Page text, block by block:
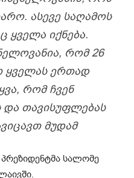
ᲐᲡᲔᲕᲔ ᲡᲐᲦᲐᲛᲝᲡ
ᲧᲕᲔᲚᲐ ᲘᲥᲜᲔᲑᲐ.
ᲠᲝᲛ 26
ᲧᲕᲔᲚᲐᲡ ᲔᲠᲗᲐᲓ
ᲠᲝᲛ ᲩᲕᲔᲜ
ᲗᲐᲕᲘᲡᲣᲤᲚᲔᲑᲐᲡ
ᲛᲣᲓᲐᲛ
სალომე